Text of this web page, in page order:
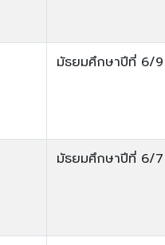
มัธยมศึกษาปีที่ 6/9
มัธยมศึกษาปีที่ 6/7